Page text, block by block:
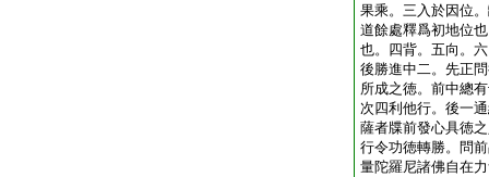
果乘。三入於因位
道餘處釋爲初地位
也。四背。五向。
後勝進中二。先正
所成之徳。前中總
次四利他行。後一
薩者牒前發心具徳
行令功徳轉勝。問
量陀羅尼諸佛自在